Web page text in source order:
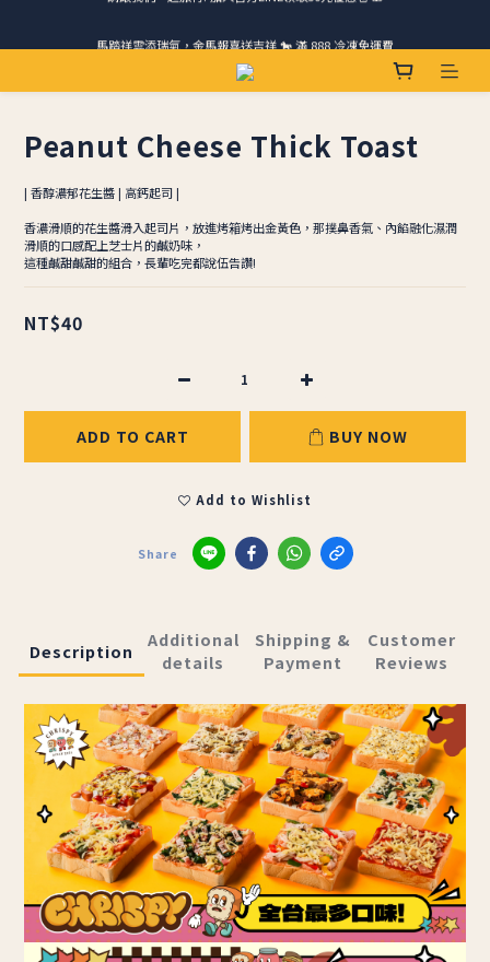
ＣＨＲＩＳＰＹ會員好禮｜集點換購物金+生日禮，獨家優惠不錯過！
Peanut Cheese Thick Toast
| 香醇濃郁花生醬 | 高鈣起司 |
香濃滑順的花生醬滑入起司片，放進烤箱烤出金黃色，那撲鼻香氣、內餡融化濕潤
滑順的口感配上芝士片的鹹奶味，
這種鹹甜鹹甜的組合，長輩吃完都說伍告讚!
NT$40
ADD TO CART BUY NOW
Add to Wishlist
Share
Description
Additional
details
Shipping &
Payment
Customer
Reviews